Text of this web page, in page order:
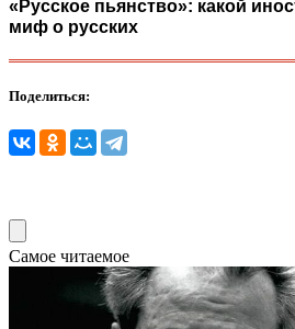
«Русское пьянство»: какой
миф о русских
Поделиться:
Самое читаемое